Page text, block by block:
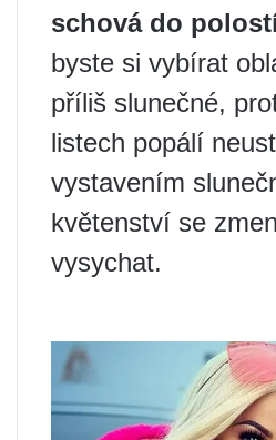
schová do
byste si vybírat
příliš slunečné,
listech popálí
vystavením
květenství se
vysychat.